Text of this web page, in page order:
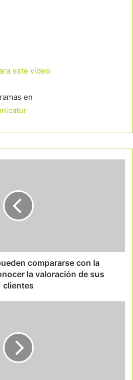
este vídeo
en
compararse con la
la valoración de sus
clientes